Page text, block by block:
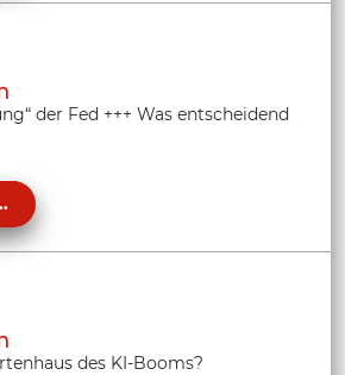
der Fed +++ Was entscheidend
des KI-Booms?